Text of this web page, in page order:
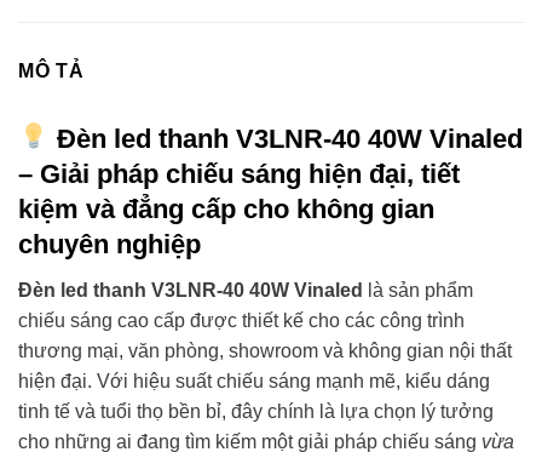
MÔ TẢ
Đèn led thanh V3LNR-40 40W Vinaled
– Giải pháp chiếu sáng hiện đại, tiết
kiệm và đẳng cấp cho không gian
chuyên nghiệp
Đèn led thanh V3LNR-40 40W Vinaled
là sản phẩm
chiếu sáng cao cấp được thiết kế cho các công trình
thương mại, văn phòng, showroom và không gian nội thất
hiện đại. Với hiệu suất chiếu sáng mạnh mẽ, kiểu dáng
tinh tế và tuổi thọ bền bỉ, đây chính là lựa chọn lý tưởng
cho những ai đang tìm kiếm một giải pháp chiếu sáng vừa